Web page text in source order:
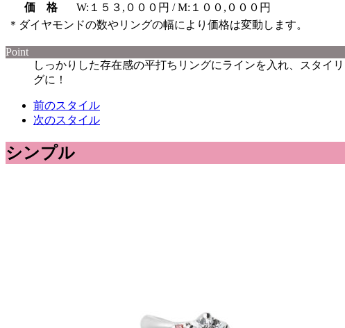
価 格
W:１５３,０００円 / M:１００,０００円
＊ダイヤモンドの数やリングの幅により価格は変動します。
Point
しっかりした存在感の平打ちリングにラインを入れ、スタイ
グに！
前のスタイル
次のスタイル
シンプル